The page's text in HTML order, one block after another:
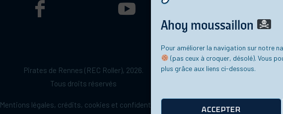
Ahoy moussaillon
Pour améliorer la navigation sur notre
(pas ceux à croquer, désolé). Vous
plus grâce aux liens ci-dessous.
ACCEPTER
Pirates de Rennes (REC Roller), 2026.
Tous droits réservés
Mentions légales, crédits, cookies et confidentialité